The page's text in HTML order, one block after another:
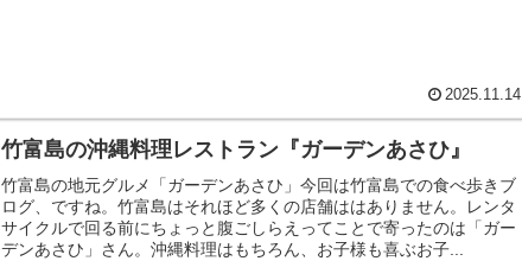
2025.11.14
竹富島の沖縄料理レストラン『ガーデンあさひ』
竹富島の地元グルメ「ガーデンあさひ」今回は竹富島での食べ歩きブ
ログ、ですね。竹富島はそれほど多くの店舗ははありません。レンタ
サイクルで回る前にちょっと腹ごしらえってことで寄ったのは「ガー
デンあさひ」さん。沖縄料理はもちろん、お子様も喜ぶお子...